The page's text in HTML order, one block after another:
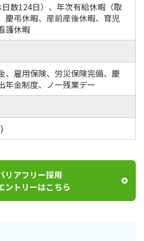
数124日）、年次有給休暇（取
慶弔休暇、産前産後休暇、育児
護休暇
、雇用保険、労災保険完備、慶
年金制度、ノー残業デー
リアフリー採用
ントリーはこちら